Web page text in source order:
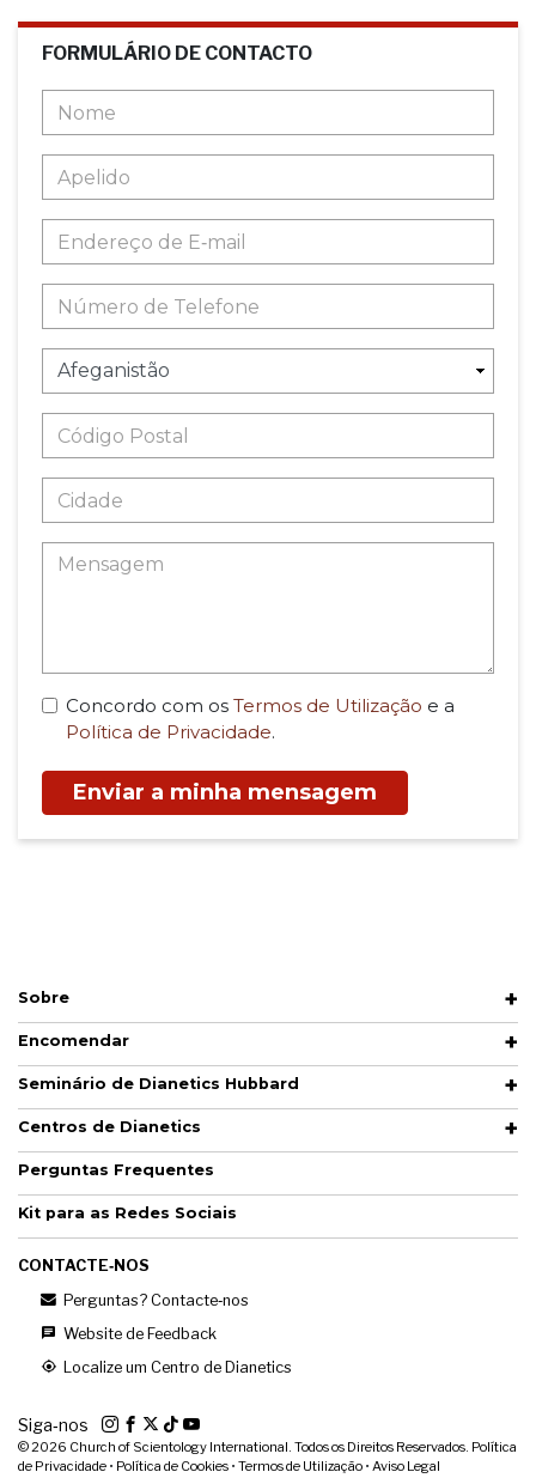
FORMULÁRIO DE CONTACTO
Concordo com os Termos de Utilização e a
Política de Privacidade.
Enviar a minha mensagem
Sobre
Encomendar
Seminário de Dianetics Hubbard
Centros de Dianetics
Perguntas Frequentes
Kit para as Redes Sociais
CONTACTE‑NOS
Perguntas? Contacte‑nos
Website de Feedback
Localize um Centro de Dianetics
Siga‑nos
© 2026 Church of Scientology International. Todos os Direitos Reservados. Política
de Privacidade • Política de Cookies • Termos de Utilização • Aviso Legal